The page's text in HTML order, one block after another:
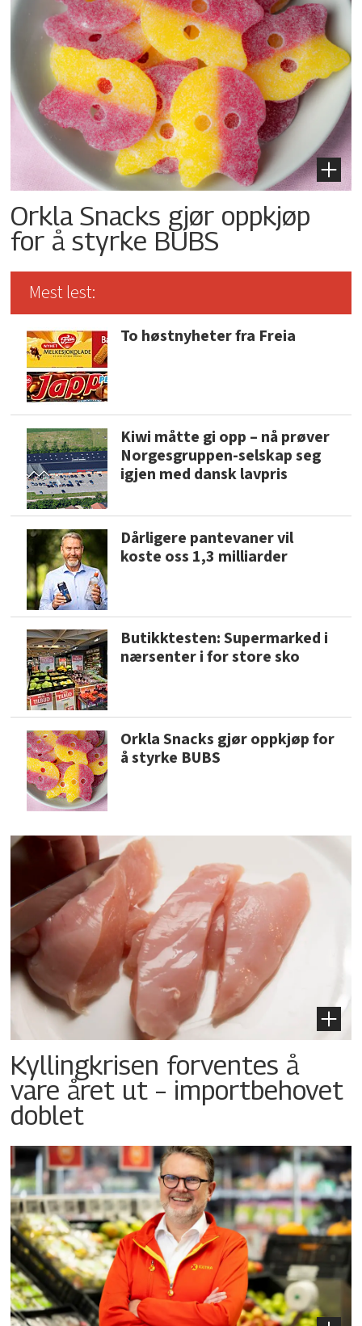
Orkla Snacks gjør oppkjøp
for å styrke BUBS
Mest lest:
To høstnyheter fra Freia
Kiwi måtte gi opp – nå prøver
Norgesgruppen-selskap seg
igjen med dansk lavpris
Dårligere pantevaner vil
koste oss 1,3 milliarder
Butikktesten: Supermarked i
nærsenter i for store sko
Orkla Snacks gjør oppkjøp for
å styrke BUBS
Kyllingkrisen forventes å
vare året ut – importbehovet
doblet